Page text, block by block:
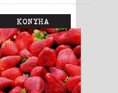
KONYHA